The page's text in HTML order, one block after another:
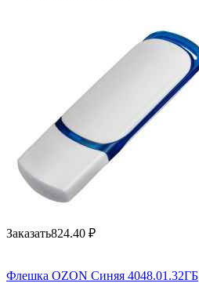
Заказать824.40 ₽
Флешка OZON Синяя 4048.01.32ГБ